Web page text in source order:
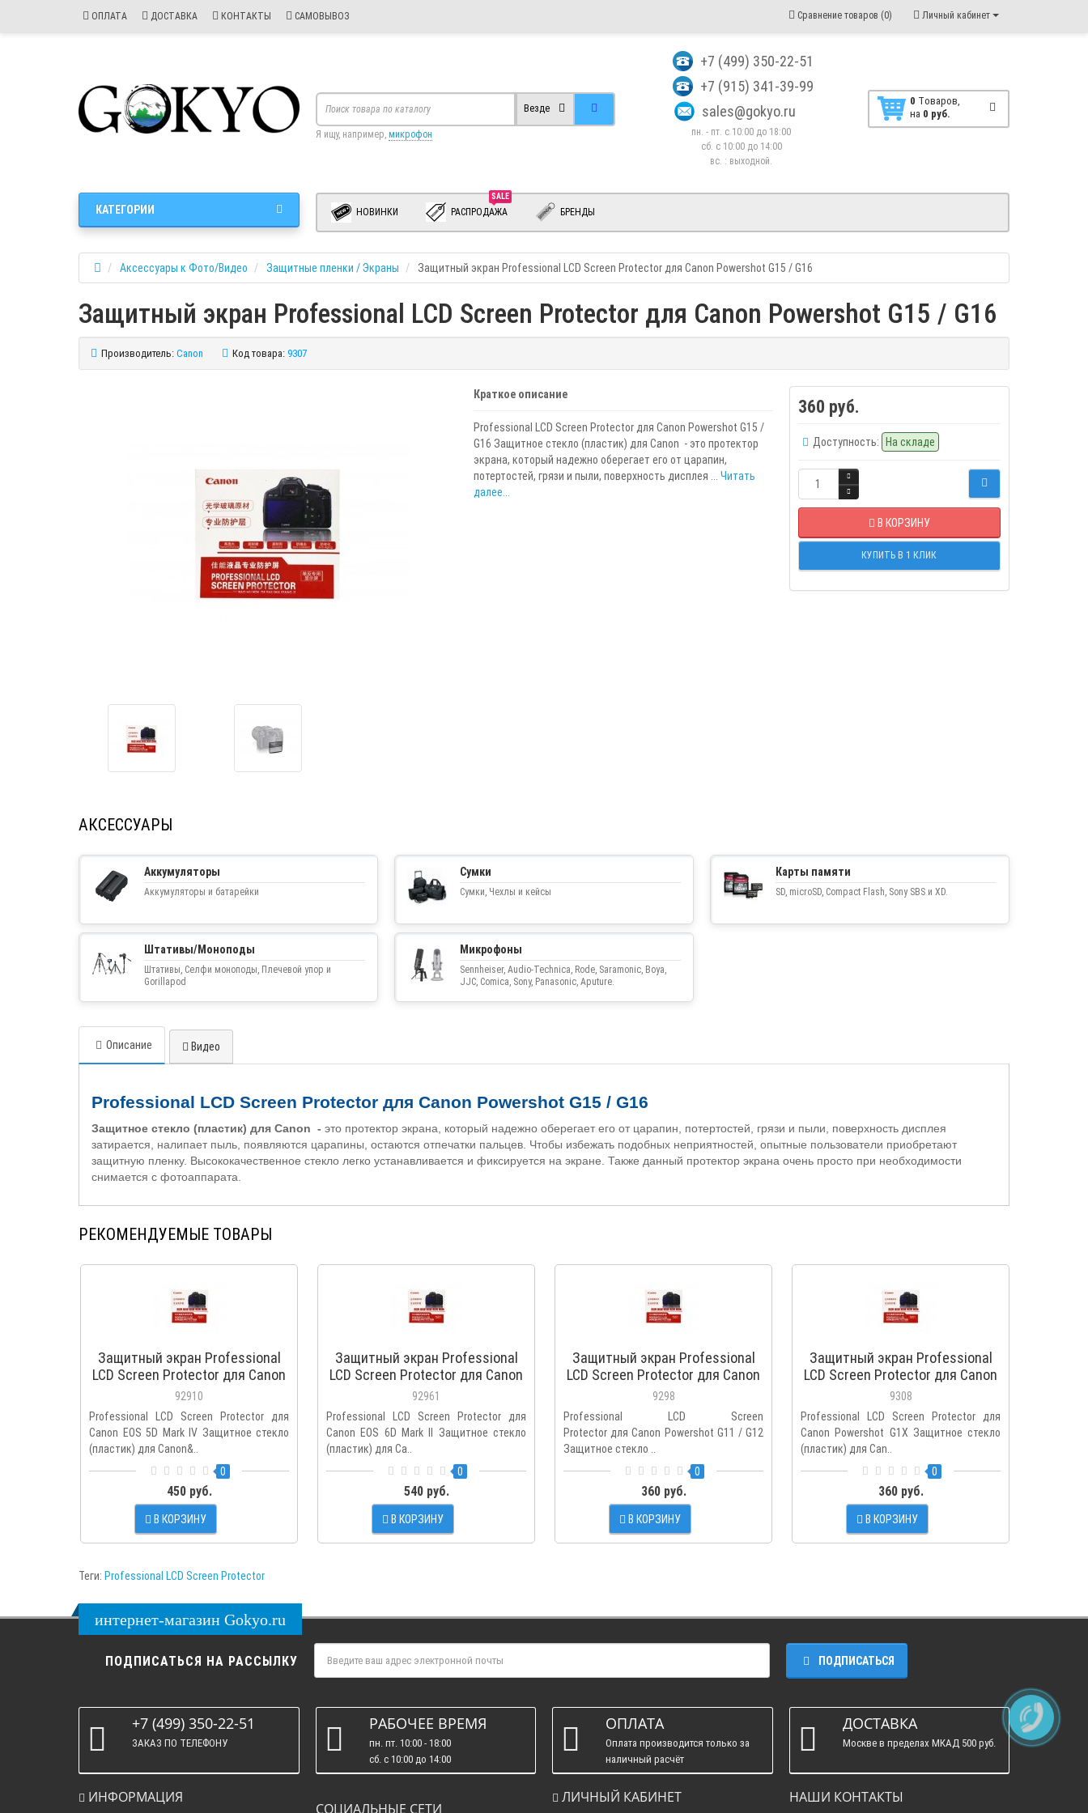
ОПЛАТА ДОСТАВКА КОНТАКТЫ САМОВЫВОЗ Личный кабинет
Сравнение товаров (0)
+7 (499) 350-22-51
+7 (915) 341-39-99
sales@gokyo.ru
пн. - пт. с 10:00 до 18:00
сб. c 10:00 до 14:00
вс. : выходной.
0 Tоваров,
на 0 руб.
Везде
Я ищу, например, микрофон
НОВИНКИ
SALE
РАСПРОДАЖА БРЕНДЫ
КАТЕГОРИИ
Аксессуары к Фото/Видео Защитные пленки / Экраны Защитный экран Professional LCD Screen Protector для Canon Powershot G15 / G16
Защитный экран Professional LCD Screen Protector для Canon Powershot G15 / G16
Производитель: Canon Код товара: 9307
Краткое описание
Professional LCD Screen Protector для Canon Powershot G15 /
G16 Защитное стекло (пластик) для Canon - это протектор
экрана, который надежно оберегает его от царапин,
потертостей, грязи и пыли, поверхность дисплея ... Читать
далее...
360 руб.
Доступность: На складе
В КОРЗИНУ
КУПИТЬ В 1 КЛИК
АКСЕССУАРЫ
Аккумуляторы
Аккумуляторы и батарейки
Сумки
Сумки, Чехлы и кейсы
Карты памяти
SD, microSD, Compact Flash, Sony SBS и XD.
Штативы/Моноподы
Штативы, Селфи моноподы, Плечевой упор и
Gorillapod
Микрофоны
Sennheiser, Audio-Technica, Rode, Saramonic, Boya,
JJC, Comica, Sony, Panasonic, Aputure.
Описание Видео
Professional LCD Screen Protector для Canon Powershot G15 / G16
Защитное стекло (пластик) для Canon - это протектор экрана, который надежно оберегает его от царапин, потертостей, грязи и пыли, поверхность дисплея
затирается, налипает пыль, появляются царапины, остаются отпечатки пальцев. Чтобы избежать подобных неприятностей, опытные пользователи приобретают
защитную пленку. Высококачественное стекло легко устанавливается и фиксируется на экране. Также данный протектор экрана очень просто при необходимости
снимается с фотоаппарата.
РЕКОМЕНДУЕМЫЕ ТОВАРЫ
Защитный экран Professional
LCD Screen Protector для Canon
EOS 5D mark IV
92910
Professional LCD Screen Protector для
Canon EOS 5D Mark IV Защитное стекло
(пластик) для Canon&..
0
450 руб.
В КОРЗИНУ
Защитный экран Professional
LCD Screen Protector для Canon
EOS 6D Mark II
92961
Professional LCD Screen Protector для
Canon EOS 6D Mark II Защитное стекло
(пластик) для Ca..
0
540 руб.
В КОРЗИНУ
Защитный экран Professional
LCD Screen Protector для Canon
Powershot G11 / 12
9298
Professional LCD Screen
Protector для Canon Powershot G11 / G12
Защитное стекло ..
0
360 руб.
В КОРЗИНУ
Защитный экран Professional
LCD Screen Protector для Canon
Powershot G1X
9308
Professional LCD Screen Protector для
Canon Powershot G1X Защитное стекло
(пластик) для Can..
0
360 руб.
В КОРЗИНУ
Теги: Professional LCD Screen Protector
интернет-магазин Gokyo.ru
ПОДПИСАТЬСЯ НА РАССЫЛКУ ПОДПИСАТЬСЯ
+7 (499) 350-22-51
ЗАКАЗ ПО ТЕЛЕФОНУ
РАБОЧЕЕ ВРЕМЯ
пн. пт. 10:00 - 18:00
сб. c 10:00 до 14:00
вс. : выходные.
ОПЛАТА
Оплата производится только за
наличный расчёт
ДОСТАВКА
Москве в пределах МКАД 500 руб.
ИНФОРМАЦИЯ
СОЦИАЛЬНЫЕ СЕТИ
ЛИЧНЫЙ КАБИНЕТ НАШИ КОНТАКТЫ